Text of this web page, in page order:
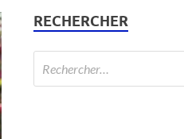
RECHERCHER